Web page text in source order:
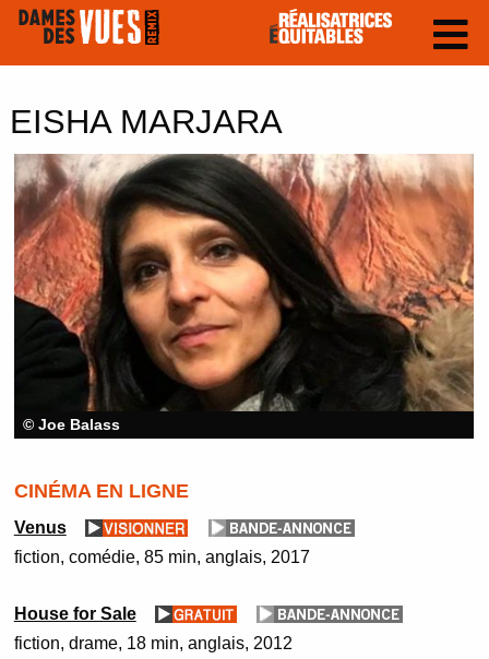
EISHA MARJARA
© Joe Balass
CINÉMA EN LIGNE
Venus
fiction comédie 85 min anglais 2017
House for Sale
fiction drame 18 min anglais 2012